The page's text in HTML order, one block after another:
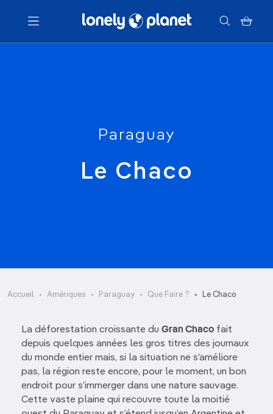
Menu
Paraguay
Le Chaco
Accueil Amériques Paraguay Que Faire ? Le Chaco
La déforestation croissante du Gran Chaco fait
depuis quelques années les gros titres des journaux
du monde entier mais, si la situation ne s’améliore
pas, la région reste encore, pour le moment, un bon
endroit pour s’immerger dans une nature sauvage.
Cette vaste plaine qui recouvre toute la moitié